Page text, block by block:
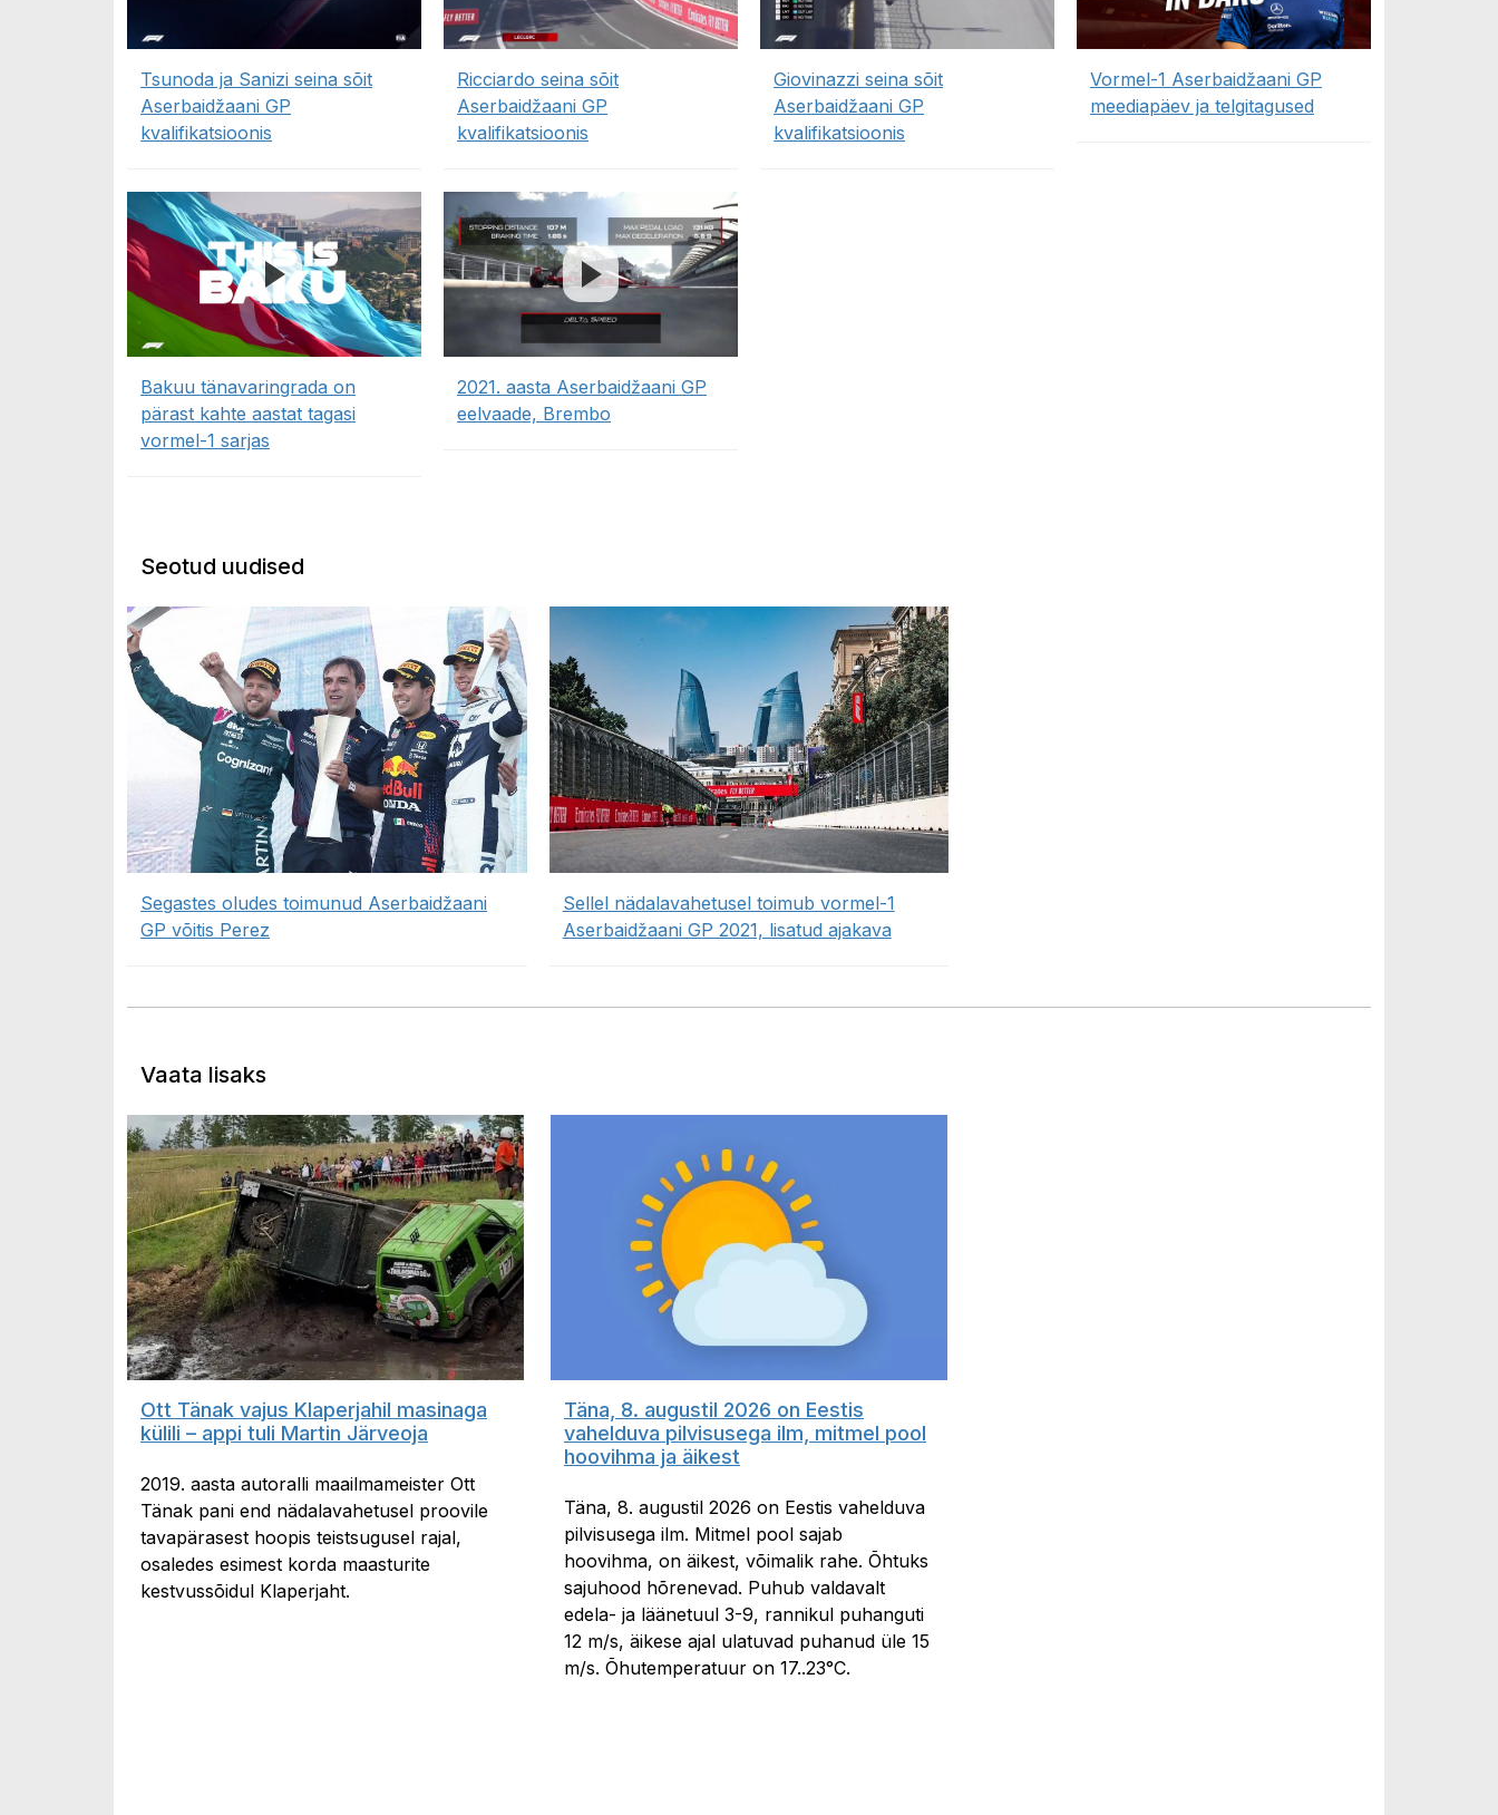
Tsunoda ja Sanizi seina sõit
Aserbaidžaani GP
kvalifikatsioonis
Ricciardo seina sõit
Aserbaidžaani GP
kvalifikatsioonis
Giovinazzi seina sõit
Aserbaidžaani GP
kvalifikatsioonis
Vormel-1 Aserbaidžaani GP
meediapäev ja telgitagused
Bakuu tänavaringrada on
pärast kahte aastat tagasi
vormel-1 sarjas
2021. aasta Aserbaidžaani GP
eelvaade, Brembo
Seotud uudised
Segastes oludes toimunud Aserbaidžaani
GP võitis Perez
Sellel nädalavahetusel toimub vormel-1
Aserbaidžaani GP 2021, lisatud ajakava
Vaata lisaks
Ott Tänak vajus Klaperjahil masinaga
külili – appi tuli Martin Järveoja
2019. aasta autoralli maailmameister Ott
Tänak pani end nädalavahetusel proovile
tavapärasest hoopis teistsugusel rajal,
osaledes esimest korda maasturite
kestvussõidul Klaperjaht.
Täna, 8. augustil 2026 on Eestis
vahelduva pilvisusega ilm, mitmel pool
hoovihma ja äikest
Täna, 8. augustil 2026 on Eestis vahelduva
pilvisusega ilm. Mitmel pool sajab
hoovihma, on äikest, võimalik rahe. Õhtuks
sajuhood hõrenevad. Puhub valdavalt
edela- ja läänetuul 3-9, rannikul puhanguti
12 m/s, äikese ajal ulatuvad puhanud üle 15
m/s. Õhutemperatuur on 17..23°C.